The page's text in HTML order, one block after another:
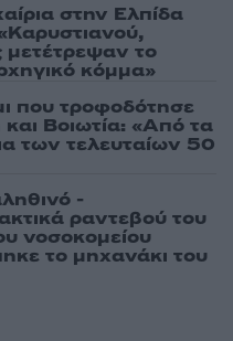
στην Ελπίδα
μετέτρεψαν το
κόμμα»
που τροφοδότησε
και Βοιωτία: «Από τα
των τελευταίων 50
-
ραντεβού του
νοσοκομείου
το μηχανάκι του